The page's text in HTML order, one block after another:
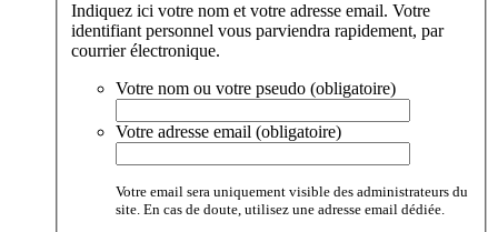
Indiquez ici votre nom et votre adresse email. Votre
identifiant personnel vous parviendra rapidement, par
courrier électronique.
Votre nom ou votre pseudo (obligatoire)
Votre adresse email (obligatoire)
Votre email sera uniquement visible des administrateurs du
site. En cas de doute, utilisez une adresse email dédiée.